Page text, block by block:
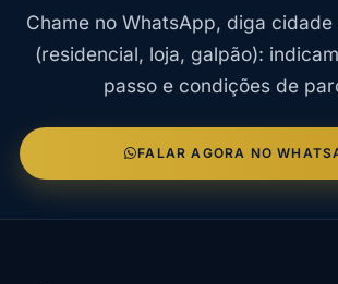
Chame no WhatsApp, diga
(residencial, loja, galpão):
passo e condições de
FALAR AGORA NO